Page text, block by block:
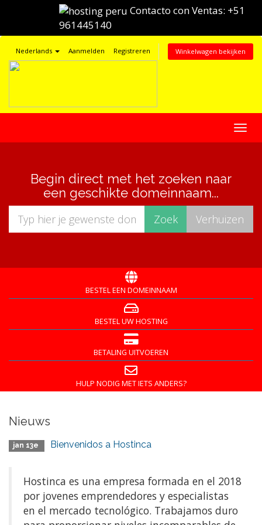
Contacto con Ventas: +51
961445140
Nederlands Aanmelden Registreren Winkelwagen bekijken
in-/
Begin direct met het zoeken naar
een geschikte domeinnaam...
BESTEL EEN DOMEINNAAM
BESTEL UW HOSTING
BETALING UITVOEREN
HULP NODIG MET IETS ANDERS?
Nieuws
jan 13e Bienvenidos a Hostinca
Hostinca es una empresa formada en el 2018
por jovenes emprendedores y especialistas
en el mercado tecnológico. Trabajamos duro